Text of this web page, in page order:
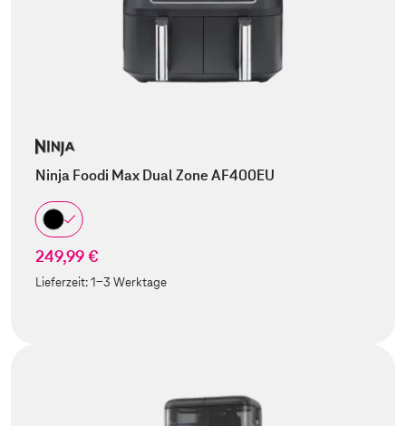
Ninja Foodi Max Dual Zone AF400EU
249,99 €
Lieferzeit:1-3 Werktage